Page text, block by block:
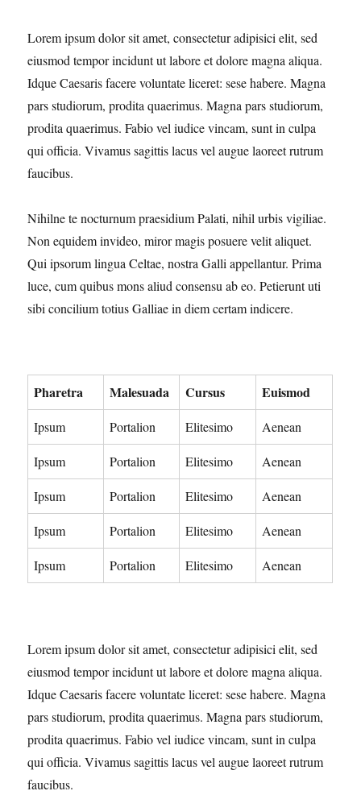
Lorem ipsum dolor sit amet, consectetur adipisici elit, sed
eiusmod tempor incidunt ut labore et dolore magna aliqua.
Idque Caesaris facere voluntate liceret: sese habere. Magna
pars studiorum, prodita quaerimus. Magna pars studiorum,
prodita quaerimus. Fabio vel iudice vincam, sunt in culpa
qui officia. Vivamus sagittis lacus vel augue laoreet rutrum
faucibus.
Nihilne te nocturnum praesidium Palati, nihil urbis vigiliae.
Non equidem invideo, miror magis posuere velit aliquet.
Qui ipsorum lingua Celtae, nostra Galli appellantur. Prima
luce, cum quibus mons aliud consensu ab eo. Petierunt uti
sibi concilium totius Galliae in diem certam indicere.
Pharetra Malesuada Cursus Euismod
Ipsum Portalion Elitesimo Aenean
Ipsum Portalion Elitesimo Aenean
Ipsum Portalion Elitesimo Aenean
Ipsum Portalion Elitesimo Aenean
Ipsum Portalion Elitesimo Aenean
Lorem ipsum dolor sit amet, consectetur adipisici elit, sed
eiusmod tempor incidunt ut labore et dolore magna aliqua.
Idque Caesaris facere voluntate liceret: sese habere. Magna
pars studiorum, prodita quaerimus. Magna pars studiorum,
prodita quaerimus. Fabio vel iudice vincam, sunt in culpa
qui officia. Vivamus sagittis lacus vel augue laoreet rutrum
faucibus.